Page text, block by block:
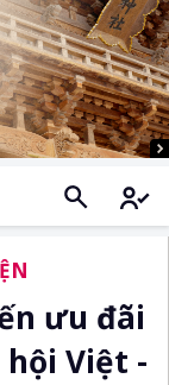
ưu đãi
Việt -